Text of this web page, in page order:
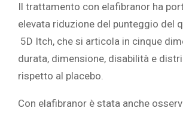
Il trattamento con elafibranor ha
elevata riduzione del punteggio del
5D Itch, che si articola in cinque
durata, dimensione, disabilità e
rispetto al placebo.
Con elafibranor è stata anche